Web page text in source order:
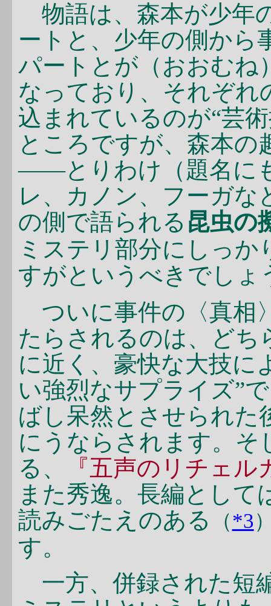
物語は、森本が少年
ートと、少年の側から
パートとが（おおむね
なっており、それぞれ
込まれているのが“芸
ところですが、森本の
――とりわけ（題名に
レ、カノン、フーガな
の側で語られる 昆虫の
ミステリ部分にしっ
すがというべきでしょ
ついに事件の〈真相
たらされるのは、どち
に近く、豪快な大技に
い強烈なサプライズ”
ばし呆然とさせられた
にうならされます。そ
る、
『五声のリチェル
また秀逸。長編として
読みごたえのある
（*3
す。
一方、併録された短